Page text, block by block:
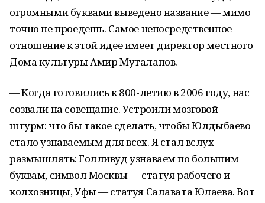
огромными буквами выведено название — мимо
точно не проедешь. Самое непосредственное
отношение к этой идее имеет директор местного
Дома культуры Амир Муталапов.
— Когда готовились к 800-летию в 2006 году, нас
созвали на совещание. Устроили мозговой
штурм: что бы такое сделать, чтобы Юлдыбаево
стало узнаваемым для всех. Я стал вслух
размышлять: Голливуд узнаваем по большим
буквам, символ Москвы — статуя рабочего и
колхозницы, Уфы — статуя Салавата Юлаева. Вот